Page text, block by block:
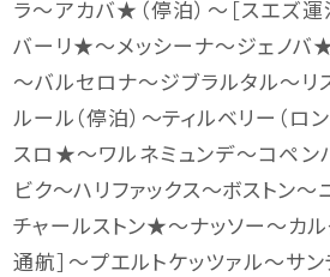
ラ～アカバ★（停泊）～［スエズ
バーリ★～メッシーナ～ジェノバ★
～バルセロナ～ジブラルタル～リ
ルール（停泊）～ティルベリー（
スロ★～ワルネミュンデ～コペ
ビク～ハリファックス～ボストン～
チャールストン★～ナッソー～カ
通航］～プエルトケッツァル～サ